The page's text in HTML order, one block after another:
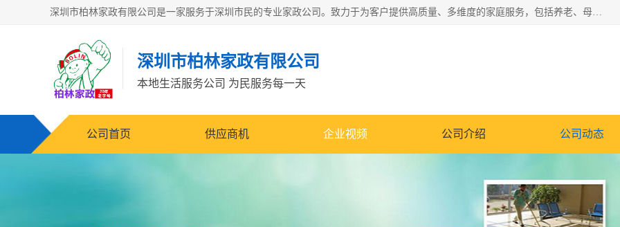
深圳市柏林家政有限公司是一家服务于深圳市民的专业家政公司。致力于为客户提供高质量、多维度的家庭服务，包括养老、母婴、月嫂育婴早教、康复理疗、家电清洗和保洁等方面的专业服务。
深圳市柏林家政有限公司
本地生活服务公司 为民服务每一天
公司首页 供应商机 企业视频 公司介绍 公司动态